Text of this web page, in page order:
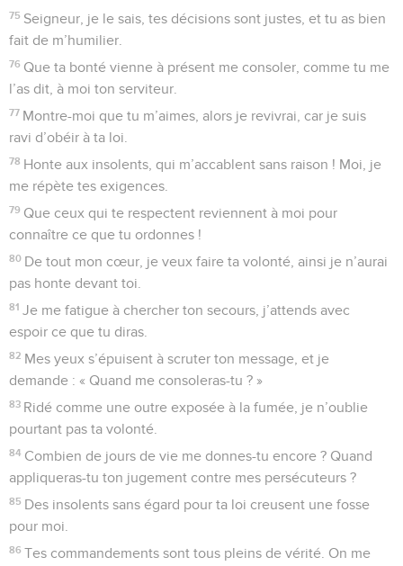
75 Seigneur, je le sais, tes décisions sont justes, et tu as bien
fait de m’humilier.
76 Que ta bonté vienne à présent me consoler, comme tu me
l’as dit, à moi ton serviteur.
77 Montre-moi que tu m’aimes, alors je revivrai, car je suis
ravi d’obéir à ta loi.
78 Honte aux insolents, qui m’accablent sans raison ! Moi, je
me répète tes exigences.
79 Que ceux qui te respectent reviennent à moi pour
connaître ce que tu ordonnes !
80 De tout mon cœur, je veux faire ta volonté, ainsi je n’aurai
pas honte devant toi.
81 Je me fatigue à chercher ton secours, j’attends avec
espoir ce que tu diras.
82 Mes yeux s’épuisent à scruter ton message, et je
demande : « Quand me consoleras-tu ? »
83 Ridé comme une outre exposée à la fumée, je n’oublie
pourtant pas ta volonté.
84 Combien de jours de vie me donnes-tu encore ? Quand
appliqueras-tu ton jugement contre mes persécuteurs ?
85 Des insolents sans égard pour ta loi creusent une fosse
pour moi.
86 Tes commandements sont tous pleins de vérité. On me